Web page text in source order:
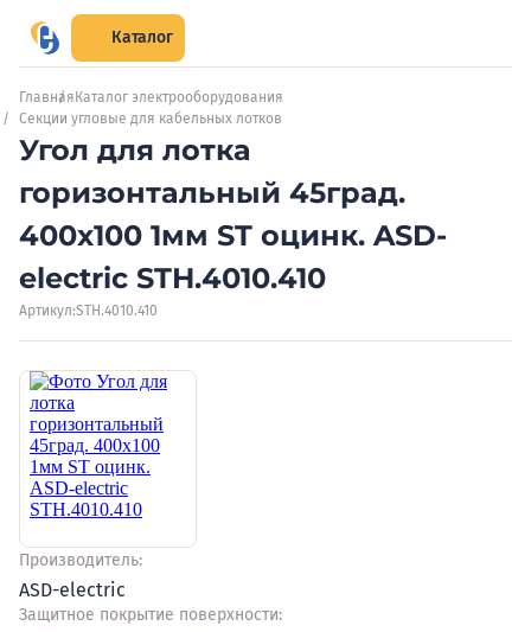
Каталог
Главная Каталог электрооборудования
Секции угловые для кабельных лотков
Угол для лотка
горизонтальный 45град.
400х100 1мм ST оцинк. ASD-
electric STH.4010.410
Артикул:STH.4010.410
Производитель:
ASD-electric
Защитное покрытие поверхности: